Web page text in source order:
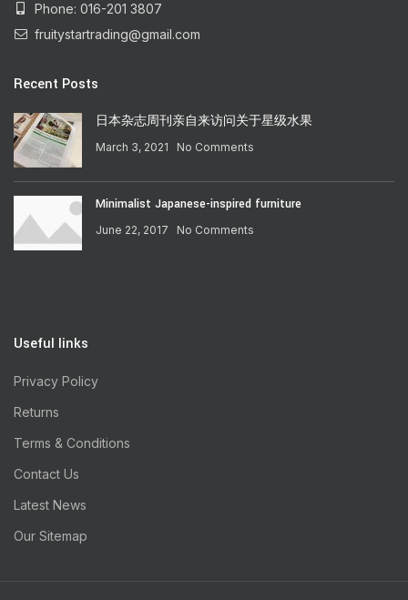
Phone: 016-201 3807
fruitystartrading@gmail.com
Recent Posts
日本杂志周刊亲自来访问关于星级水果
March 3, 2021 No Comments
Minimalist Japanese-inspired furniture
June 22, 2017 No Comments
Useful links
Privacy Policy
Returns
Terms & Conditions
Contact Us
Latest News
Our Sitemap